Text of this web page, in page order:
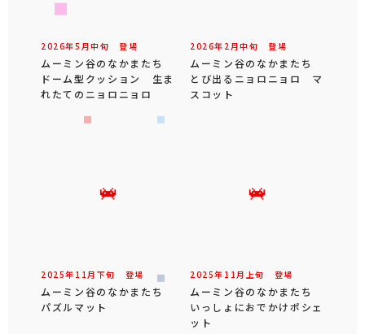
2026年5 月中旬 登場
ムーミン谷のなかまたち
ドーム型クッション 生ま
れたてのニョロニョロ
2026年 2 月中旬 登場
ムーミン谷のなかまたち
とび出るニョロニョロ マ
スコット
2025年 11 月 下旬 登場
ムーミン谷のなかまたち
パズルマット
2025年 11 月 上旬 登場
ムーミン谷のなかまたち
いっしょにおでかけポシェ
ット